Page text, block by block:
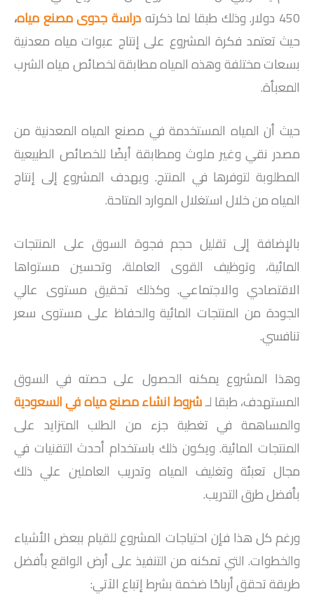
450 دولار. وذلك طبقا لما ذكرته
دراسة جدوى مصنع مياه،
حيث تعتمد فكرة المشروع على إنتاج عبوات مياه معدنية
بسعات مختلفة وهذه المياه مطابقة لخصائص مياه الشرب
المعبأة.
حيث أن المياه المستخدمة في مصنع المياه المعدنية من
مصدر نقي وغير ملوث ومطابقة أيضًا للخصائص الطبيعية
المطلوبة لتوفرها في المنتج. ويهدف المشروع إلى إنتاج
المياه من خلال استغلال الموارد المتاحة.
بالإضافة إلى تقليل حجم فجوة السوق على المنتجات
المائية، وتوظيف القوى العاملة، وتحسين مستواها
الاقتصادي والاجتماعي. وكذلك تحقيق مستوى عالي
الجودة من المنتجات المائية والحفاظ على مستوى سعر
تنافسي.
وهذا المشروع يمكنه الحصول على حصته في السوق
المستهدف، طبقا لـشروط انشاء مصنع مياه في السعودية
والمساهمة في تغطية جزء من الطلب المتزايد على
المنتجات المائية. ويكون ذلك باستخدام أحدث التقنيات في
مجال تعبئة وتغليف المياه وتدريب العاملين علي ذلك
بأفضل طرق التدريب.
ورغم كل هذا فإن احتياجات المشروع للقيام ببعض الأشياء
والخطوات. التي تمكنه من التنفيذ على أرض الواقع بأفضل
طريقة تحقق أرباحًا ضخمة بشرط إتباع الآتي: